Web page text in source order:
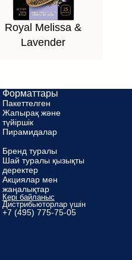
Royal Melissa &
Lavender
Кері байланыс
Дистрибьюторлар үшін
+7 (495) 775-75-05
Форматтары
Пакеттелген
Жапырақ және
түйіршік
Пирамидалар
Бренд туралы
Шай туралы қызықты
деректер
Aкциялар мен
жаңалықтар